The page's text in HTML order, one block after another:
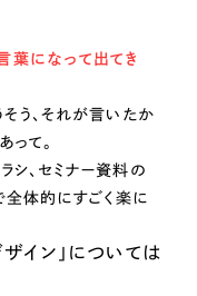
葉になって出てき
そう、それが言いたか
って。
シ、セミナー資料の
全体的にすごく楽に
イン」については